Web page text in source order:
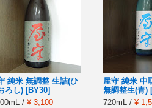
純米 無調整 生詰(ひ
ろし) [BY30]
/ ¥ 3,100
屋守 純米 中
無調整生(青)
720mL / ¥